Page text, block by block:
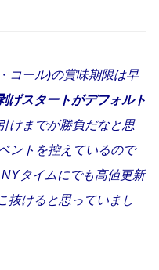
コール)の賞味期限は早
げスタートがデフォルト
けまでが勝負だなと思
ントを控えているので
タイムにでも高値更新
抜けると思っていまし